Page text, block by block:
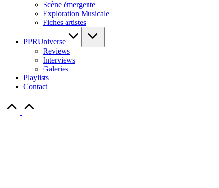
Scène émergente
Exploration Musicale
Fiches artistes
PPRUniverse
Reviews
Interviews
Galeries
Playlists
Contact